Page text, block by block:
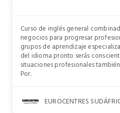
Curso de inglés general
negocios para progresar
grupos de aprendizaje
del idioma pronto serás
situaciones profesionales
Por.
EUROCENTRES